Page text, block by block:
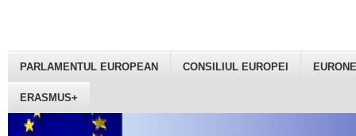
PARLAMENTUL EUROPEAN CONSILIUL EUROPEI
ERASMUS+